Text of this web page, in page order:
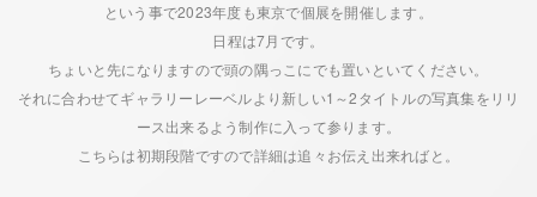
という事で2023年度も東京で個展を開催します。
日程は7月です。
ちょいと先になりますので頭の隅っこにでも置いといてください。
それに合わせてギャラリーレーベルより新しい1～2タイトルの写真集をリリ
ース出来るよう制作に入って参ります。
こちらは初期段階ですので詳細は追々お伝え出来ればと。